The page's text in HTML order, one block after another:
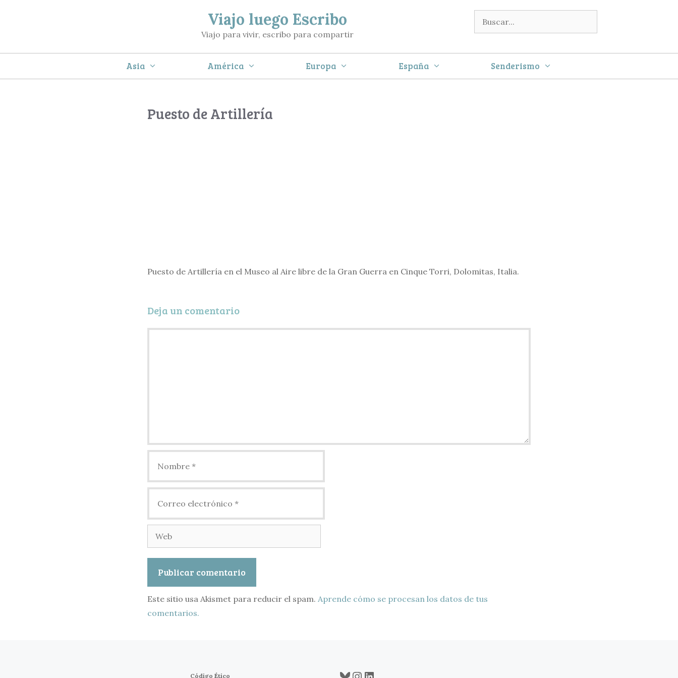
Buscar:
Viajo luego Escribo
Viajo para vivir, escribo para compartir
Asia América Europa España Senderismo
Puesto de Artillería
Puesto de Artillería en el Museo al Aire libre de la Gran Guerra en Cinque Torri, Dolomitas, Italia.
Deja un comentario
electrónico
Web
Este sitio usa Akismet para reducir el spam. Aprende cómo se procesan los datos de tus
comentarios.
Código Ético